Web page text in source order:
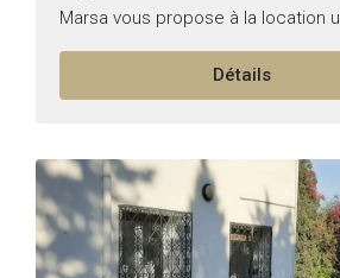
Marsa vous propose à la location
villa S+5 de haut standing 📍
Détails